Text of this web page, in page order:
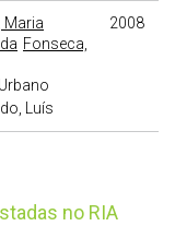
Maria
Fonseca,
Luís
2008
no RIA